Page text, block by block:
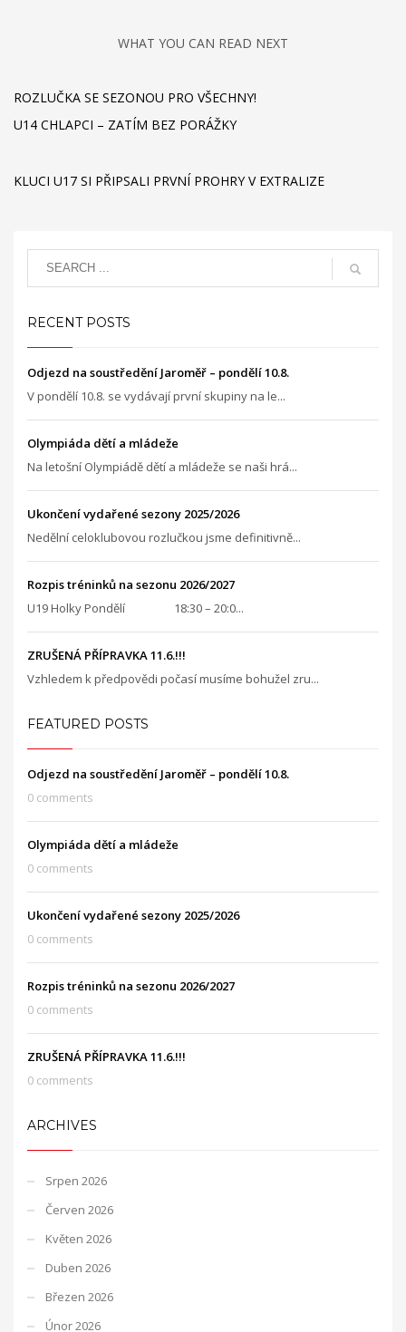
WHAT YOU CAN READ NEXT
ROZLUČKA SE SEZONOU PRO VŠECHNY!
U14 CHLAPCI – ZATÍM BEZ PORÁŽKY
KLUCI U17 SI PŘIPSALI PRVNÍ PROHRY V EXTRALIZE
RECENT POSTS
Odjezd na soustředění Jaroměř – pondělí 10.8.
V pondělí 10.8. se vydávají první skupiny na le...
Olympiáda dětí a mládeže
Na letošní Olympiádě dětí a mládeže se naši hrá...
Ukončení vydařené sezony 2025/2026
Nedělní celoklubovou rozlučkou jsme definitivně...
Rozpis tréninků na sezonu 2026/2027
U19 Holky Pondělí 18:30 – 20:0...
ZRUŠENÁ PŘÍPRAVKA 11.6.!!!
Vzhledem k předpovědi počasí musíme bohužel zru...
FEATURED POSTS
Odjezd na soustředění Jaroměř – pondělí 10.8.
0 comments
Olympiáda dětí a mládeže
0 comments
Ukončení vydařené sezony 2025/2026
0 comments
Rozpis tréninků na sezonu 2026/2027
0 comments
ZRUŠENÁ PŘÍPRAVKA 11.6.!!!
0 comments
ARCHIVES
Srpen 2026
Červen 2026
Květen 2026
Duben 2026
Březen 2026
Únor 2026